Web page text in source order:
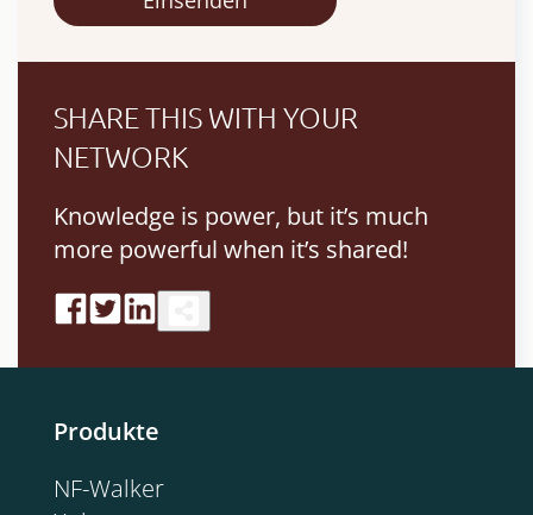
SHARE THIS WITH YOUR
NETWORK
Knowledge is power, but it’s much
more powerful when it’s shared!
Produkte
NF-Walker